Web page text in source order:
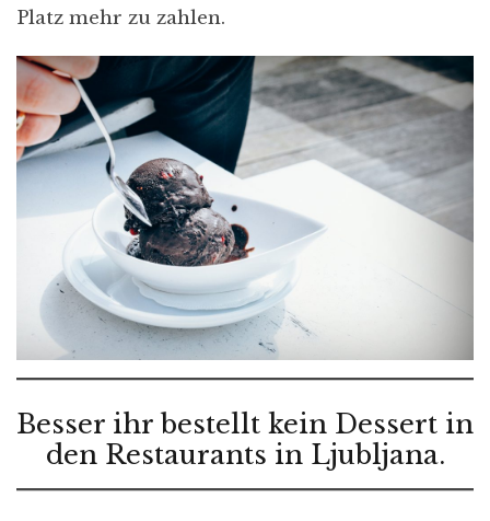
Platz mehr zu zahlen.
Besser ihr bestellt kein Dessert in
den Restaurants in Ljubljana.